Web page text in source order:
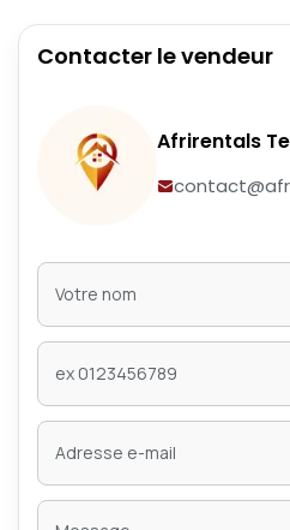
Contacter le vendeur
Afrirentals